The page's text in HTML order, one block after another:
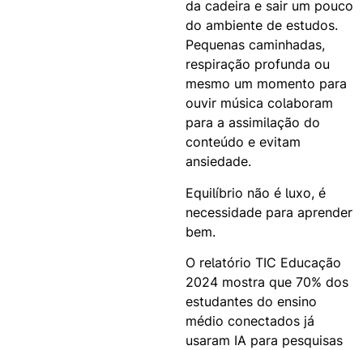
da cadeira e sair um pouco
do ambiente de estudos.
Pequenas caminhadas,
respiração profunda ou
mesmo um momento para
ouvir música colaboram
para a assimilação do
conteúdo e evitam
ansiedade.
Equilíbrio não é luxo, é
necessidade para aprender
bem.
O relatório TIC Educação
2024 mostra que 70% dos
estudantes do ensino
médio conectados já
usaram IA para pesquisas